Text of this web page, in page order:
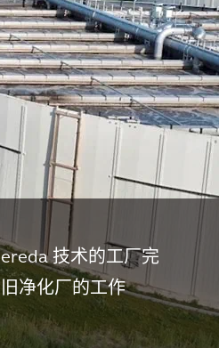
技术的工厂完
净化厂的工作